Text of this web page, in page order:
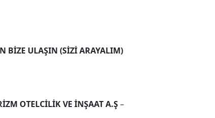
BİZE ULAŞIN (SİZİ ARAYALIM)
OTELCİLİK VE İNŞAAT A.Ş–